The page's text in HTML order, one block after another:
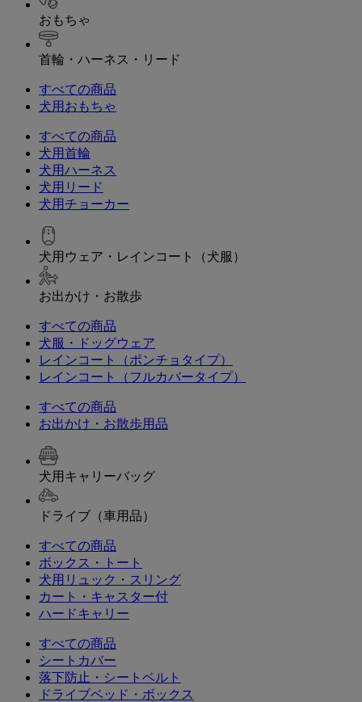
おもちゃ
首輪・ハーネス・リード
すべての商品
犬用おもちゃ
すべての商品
犬用首輪
犬用ハーネス
犬用リード
犬用チョーカー
犬用ウェア・レインコート（犬服）
お出かけ・お散歩
すべての商品
犬服・ドッグウェア
レインコート（ポンチョタイプ）
レインコート（フルカバータイプ）
すべての商品
お出かけ・お散歩用品
犬用キャリーバッグ
ドライブ（車用品）
すべての商品
ボックス・トート
犬用リュック・スリング
カート・キャスター付
ハードキャリー
すべての商品
シートカバー
落下防止・シートベルト
ドライブベッド・ボックス